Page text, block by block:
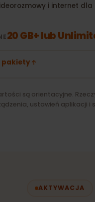
i internet
20 GB+ lub
pakiety
są orientacyjne.
ustawień aplikacji i
AKTYWACJA